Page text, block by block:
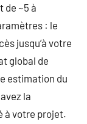
de ~5 à
: le
jusqu’à votre
global de
estimation du
la
à votre projet.